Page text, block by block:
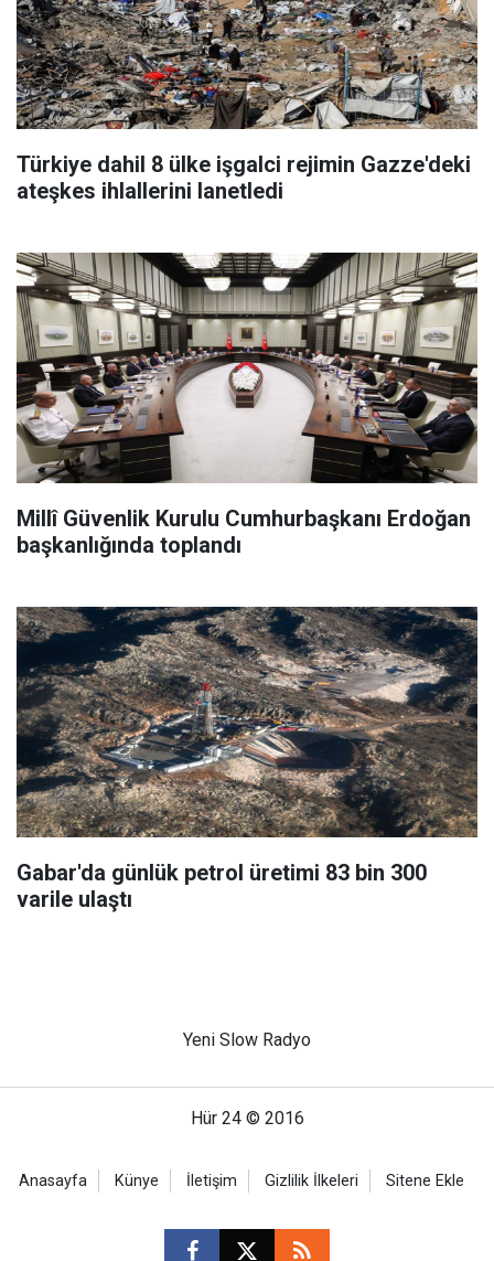
Türkiye dahil 8 ülke işgalci rejimin Gazze'deki
ateşkes ihlallerini lanetledi
Millî Güvenlik Kurulu Cumhurbaşkanı Erdoğan
başkanlığında toplandı
Gabar'da günlük petrol üretimi 83 bin 300
varile ulaştı
Yeni Slow Radyo
Hür 24 © 2016
Anasayfa Künye İletişim Gizlilik İlkeleri Sitene Ekle